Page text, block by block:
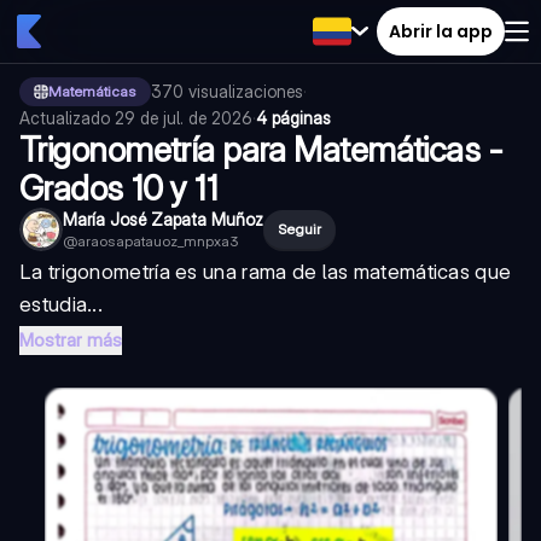
Abrir la app
Matemáticas 370 visualizaciones·
Actualizado 29 de jul. de 2026·4 páginas
Trigonometría para Matemáticas -
Grados 10 y 11
María José Zapata Muñoz
@araosapatauoz_mnpxa3
Seguir
La trigonometría es una rama de las matemáticas que
estudia...
Mostrar más